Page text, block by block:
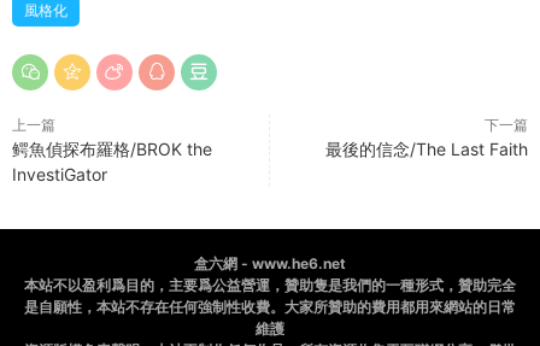
風格化
上一篇
鳄魚偵探布羅格/BROK the
InvestiGator
下一篇
最後的信念/The Last Faith
盒六網 - www.he6.net
本站不以盈利爲目的，主要爲公益營運，贊助隻是我們的一種形式，贊助完全
是自願性，本站不存在任何強制性收費。大家所贊助的費用都用來網站的日常
維護